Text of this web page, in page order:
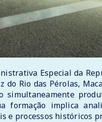
Especial da
do Rio das Pérolas,
simultaneamente
formação implica
e processos históricos